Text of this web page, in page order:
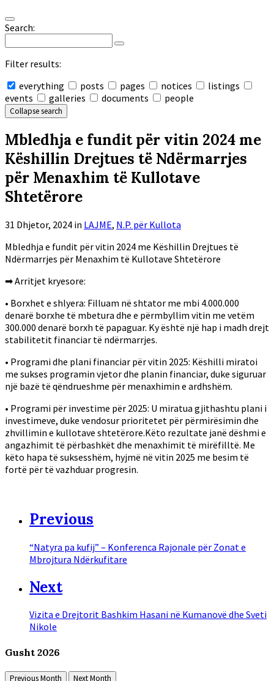
Search:
Filter results:
everything
posts pages notices
listings
events
galleries documents people
Collapse search
Mbledhja e fundit për vitin 2024 me
Këshillin Drejtues të Ndërmarrjes
për Menaxhim të Kullotave
Shtetërore
31 Dhjetor, 2024 in LAJME, N.P. për Kullota
Mbledhja e fundit për vitin 2024 me Këshillin Drejtues të
Ndërmarrjes për Menaxhim të Kullotave Shtetërore
➡ Arritjet kryesore:
• Borxhet e shlyera: Filluam në shtator me mbi 4.000.000
denarë borxhe të mbetura dhe e përmbyllim vitin me vetëm
300.000 denarë borxh të papaguar. Ky është një hap i madh drejt
stabilitetit financiar të ndërmarrjes.
• Programi dhe plani financiar për vitin 2025: Këshilli miratoi
me sukses programin vjetor dhe planin financiar, duke siguruar
një bazë të qëndrueshme për menaxhimin e ardhshëm.
• Programi për investime për 2025: U miratua gjithashtu plani i
investimeve, duke vendosur prioritetet për përmirësimin dhe
zhvillimin e kullotave shtetërore.Këto rezultate janë dëshmi e
angazhimit të përbashkët dhe menaxhimit të mirëfilltë. Me
këto hapa të suksesshëm, hyjmë në vitin 2025 me besim të
fortë për të vazhduar progresin.
Previous
“Natyra pa kufij” – Konferenca Rajonale për Zonat e
Mbrojtura Ndërkufitare
Next
Vizita e Drejtorit Bashkim Hasani në Kumanovë dhe Sveti
Nikole
Gusht 2026
Previous Month Next Month